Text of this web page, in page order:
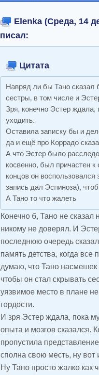
Elenka (Среда, 14
писал:
Цитата
Навряд ли бы Тано сказал
сестры, в том числе и
Зря, конечно Эстер ждала,
уходить.
Оставила записку бы и
да и ещё про Коррадо
А что Эстер было
косвенно, был причастен
концов он воспользовался
запись дал Эспиноза),
А Тано то что жалеть
Конечно б, Тано не
никому не доверял. И
последнюю очередь
память детства, когда
думаю, что Тано насмешек
чтобы он стал скрывать
уязвимое место в плане
гордости.
И зря Эстер ждала, пока
опыта и мозгов сказался.
пропустила
сполна свою месть, ну вот
Ну Тано просто жалко как